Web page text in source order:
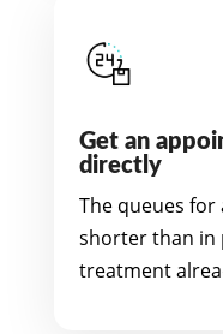
Get an
directly
The queues
shorter than in
treatment